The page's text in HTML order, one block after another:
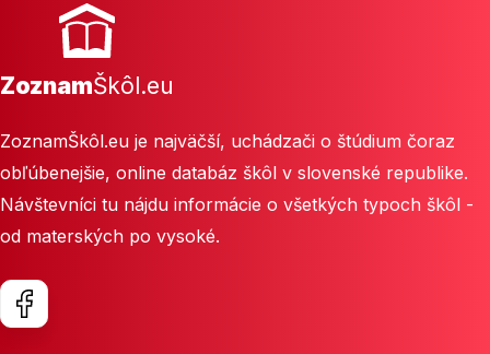
ZoznamŠkôl.eu
ZoznamŠkôl.eu je najväčší, uchádzači o štúdium čoraz
obľúbenejšie, online databáz škôl v slovenské republike.
Návštevníci tu nájdu informácie o všetkých typoch škôl -
od materských po vysoké.